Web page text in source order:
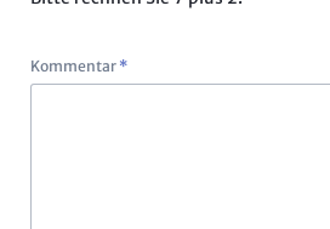
Pflichtfeld
Kommentar *